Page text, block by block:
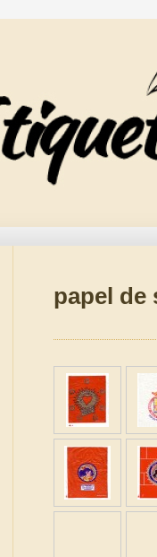
papel de